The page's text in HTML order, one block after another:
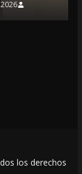
los derechos